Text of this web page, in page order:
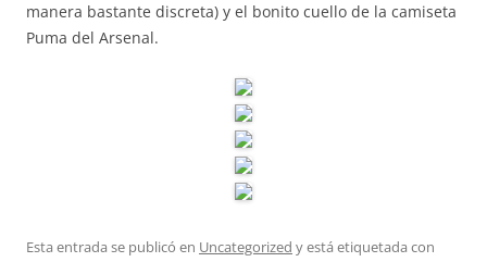
manera bastante discreta) y el bonito cuello de la camiseta
Puma del Arsenal.
Esta entrada se publicó en Uncategorized y está etiquetada con